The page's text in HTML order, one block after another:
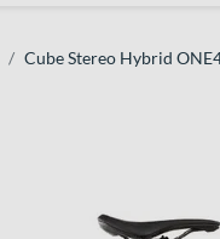
Cube Stereo Hybrid